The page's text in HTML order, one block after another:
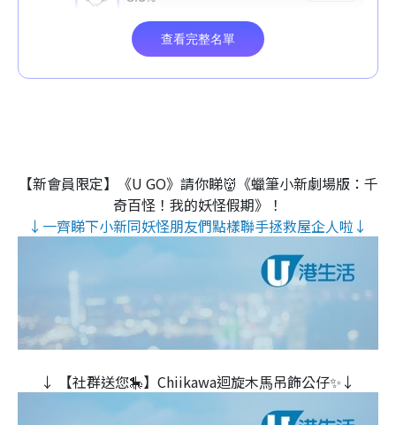
【新會員限定】《U GO》請你睇👹《蠟筆小新劇場版：千
奇百怪！我的妖怪假期》！
↓一齊睇下小新同妖怪朋友們點樣聯手拯救屋企人啦↓
↓ 【社群送您🎠】Chiikawa迴旋木⾺吊飾公仔✨↓